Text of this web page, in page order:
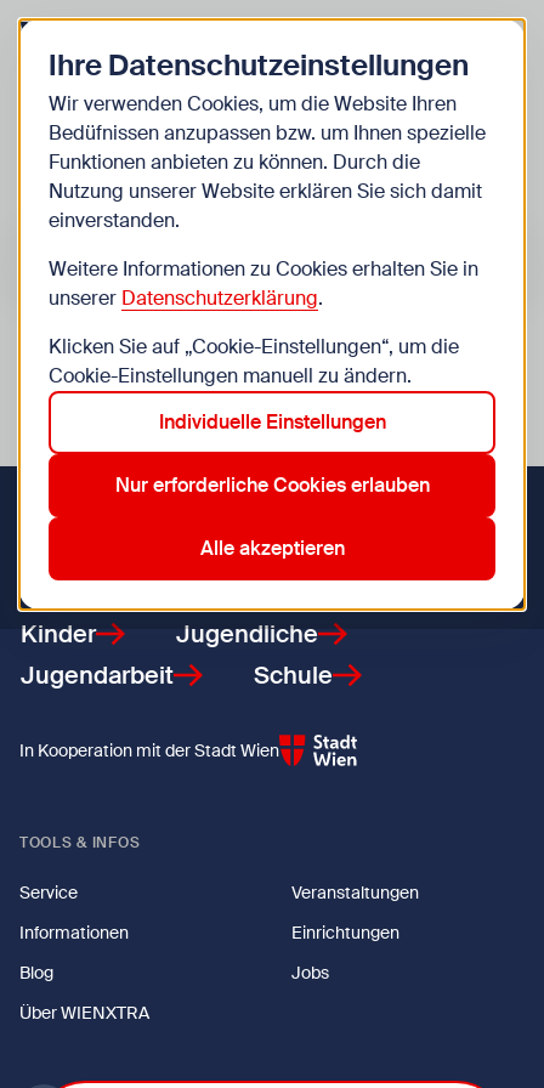
Zurück zur Startseite Zum
Kinder
Veranstaltungen
Suche im Bereich “Kinder”
Suchen
Veranstaltungen in Wien im Bereich “Kinder”
Aktive Filter: 4. Wieden
8. Josefstadt
Zurücksetzen
Zurück zur Startseite
Kinder
Jugendliche
Jugendarbeit
Schule
In Kooperation mit der Stadt Wien
TOOLS & INFOS
Service
Veranstaltungen
Informationen
Einrichtungen
Blog
Jobs
Über WIENXTRA
Ihre Datenschutzeinstellungen
Wir verwenden Cookies, um die Website Ihren
Bedüfnissen anzupassen bzw. um Ihnen spezielle
Funktionen anbieten zu können. Durch die
Nutzung unserer Website erklären Sie sich damit
einverstanden.
Weitere Informationen zu Cookies erhalten Sie in
unserer Datenschutzerklärung.
Klicken Sie auf „Cookie-Einstellungen“, um die
Cookie-Einstellungen manuell zu ändern.
Individuelle Einstellungen
Nur erforderliche Cookies erlauben
Alle akzeptieren